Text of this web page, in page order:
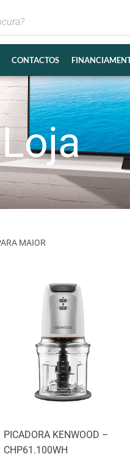
CONTACTOS
Loja
PICADORA KENWOOD –
CHP61.100WH